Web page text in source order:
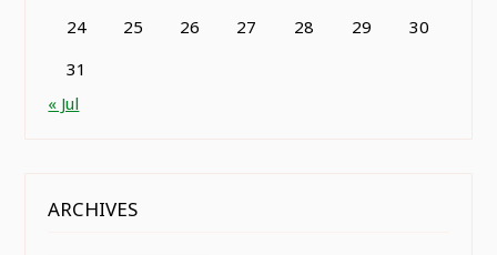
24
25 26 27 28 29
30
31
« Jul
ARCHIVES